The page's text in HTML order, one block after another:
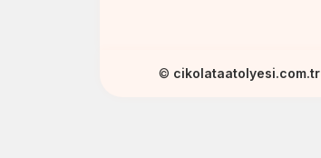
© cikolataatolyesi.com.tr